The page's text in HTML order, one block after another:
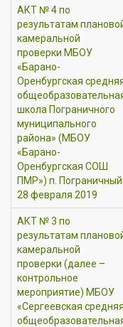
АКТ № 4 по
результатам
камеральной
проверки МБОУ
«Барано-
Оренбургская
школа Пограничного
муниципального
района» (МБОУ
«Барано-
Оренбургская СОШ
ПМР») п. Пограничный
28 февраля 2019
АКТ № 3 по
результатам
камеральной
проверки (далее –
контрольное
мероприятие) МБОУ
«Сергеевская средняя